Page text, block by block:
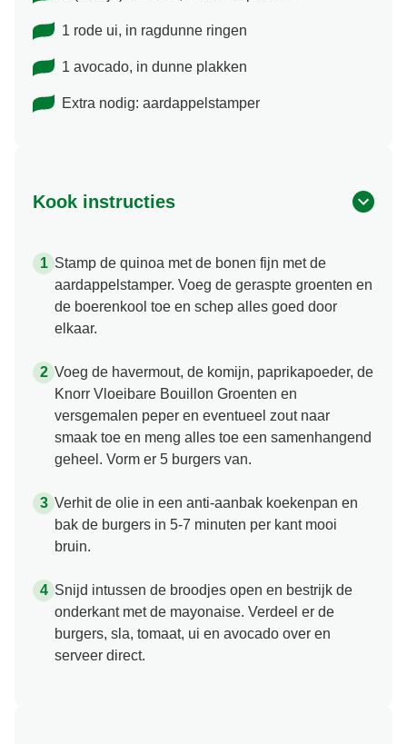
1 rode ui, in ragdunne ringen
1 avocado, in dunne plakken
Extra nodig: aardappelstamper
Kook instructies
Stamp de quinoa met de bonen fijn met de
aardappelstamper. Voeg de geraspte groenten en
de boerenkool toe en schep alles goed door
elkaar.
Voeg de havermout, de komijn, paprikapoeder, de
Knorr Vloeibare Bouillon Groenten en
versgemalen peper en eventueel zout naar
smaak toe en meng alles toe een samenhangend
geheel. Vorm er 5 burgers van.
Verhit de olie in een anti-aanbak koekenpan en
bak de burgers in 5-7 minuten per kant mooi
bruin.
Snijd intussen de broodjes open en bestrijk de
onderkant met de mayonaise. Verdeel er de
burgers, sla, tomaat, ui en avocado over en
serveer direct.